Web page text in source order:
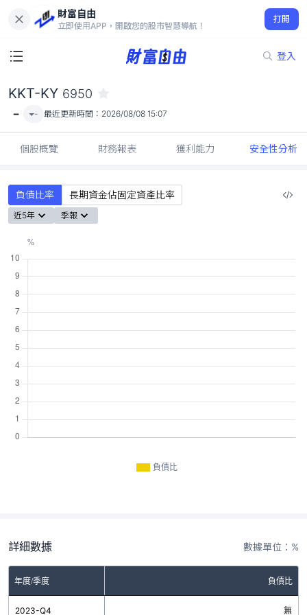
財富自由
立即使用APP，開啟您的股市智慧導航！
打開
登入
-
KKT-KY 6950
- - 最近更新時間： 2026/08/08 15:07
個股概覽 財務報表 獲利能力 安全性分析
負債比率 長期資金佔固定資產比率
近5年 季報
負債比
詳細數據 數據單位：%
年度/季度 負債比
2023-Q4 無